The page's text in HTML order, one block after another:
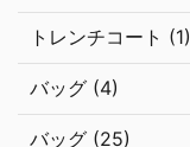
トレンチコート (1)
バッグ (4)
バッグ (25)